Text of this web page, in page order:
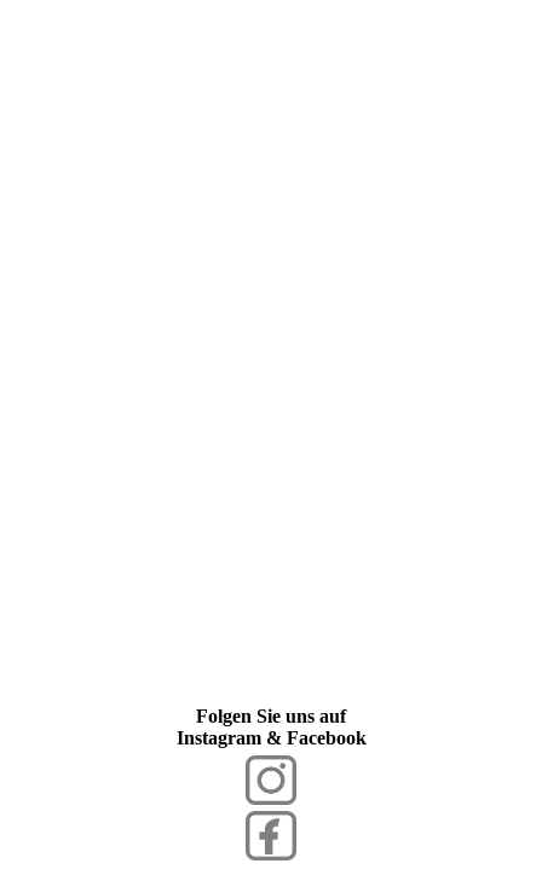
Folgen Sie uns auf
Instagram & Facebook